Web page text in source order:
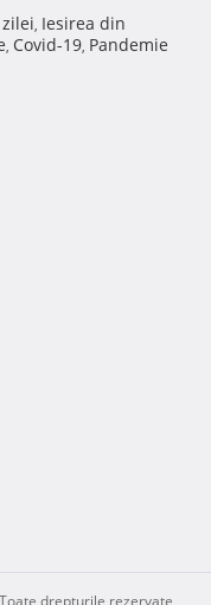
, Iesirea din
, Covid-19, Pandemie